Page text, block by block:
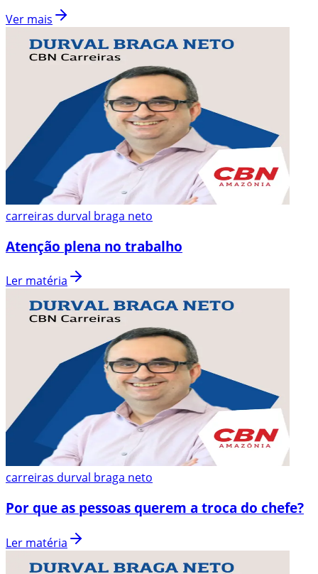
Ver mais
carreiras durval braga neto
Atenção plena no trabalho
Ler matéria
carreiras durval braga neto
Por que as pessoas querem a troca do chefe?
Ler matéria